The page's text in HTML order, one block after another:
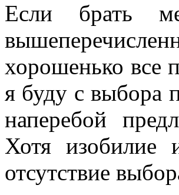
Если брать
хорошенько все
я буду с выбора
наперебой
Хотя изобилие
отсутствие